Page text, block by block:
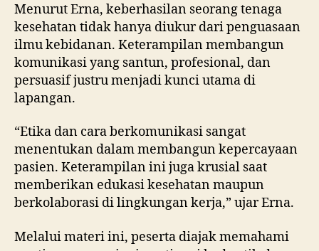
Menurut Erna, keberhasilan seorang tenaga
kesehatan tidak hanya diukur dari penguasaan
ilmu kebidanan. Keterampilan membangun
komunikasi yang santun, profesional, dan
persuasif justru menjadi kunci utama di
lapangan.
“Etika dan cara berkomunikasi sangat
menentukan dalam membangun kepercayaan
pasien. Keterampilan ini juga krusial saat
memberikan edukasi kesehatan maupun
berkolaborasi di lingkungan kerja,” ujar Erna.
Melalui materi ini, peserta diajak memahami